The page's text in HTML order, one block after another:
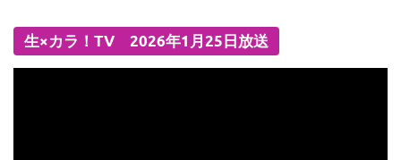
生×カラ！TV 2026年1月25日放送